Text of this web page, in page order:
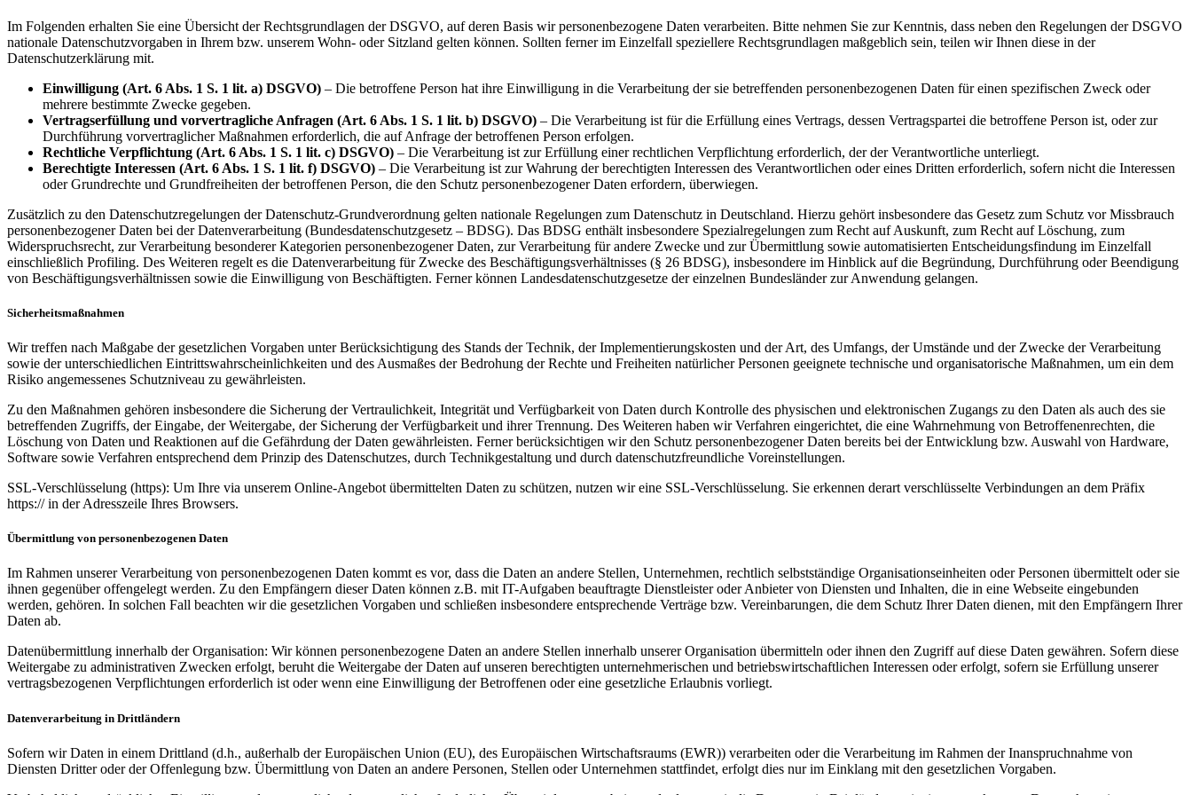
Im Folgenden erhalten Sie eine Übersicht der Rechtsgrundlagen der DSGVO, auf deren Basis wir personenbezogene Daten verarbeiten. Bitte nehmen Sie zur Kenntnis, dass neben den Regelungen der DSGVO
nationale Datenschutzvorgaben in Ihrem bzw. unserem Wohn- oder Sitzland gelten können. Sollten ferner im Einzelfall speziellere Rechtsgrundlagen maßgeblich sein, teilen wir Ihnen diese in der
Datenschutzerklärung mit.
Einwilligung (Art. 6 Abs. 1 S. 1 lit. a) DSGVO) – Die betroffene Person hat ihre Einwilligung in die Verarbeitung der sie betreffenden personenbezogenen Daten für einen spezifischen Zweck oder
mehrere bestimmte Zwecke gegeben.
Vertragserfüllung und vorvertragliche Anfragen (Art. 6 Abs. 1 S. 1 lit. b) DSGVO) – Die Verarbeitung ist für die Erfüllung eines Vertrags, dessen Vertragspartei die betroffene Person ist, oder zur
Durchführung vorvertraglicher Maßnahmen erforderlich, die auf Anfrage der betroffenen Person erfolgen.
Rechtliche Verpflichtung (Art. 6 Abs. 1 S. 1 lit. c) DSGVO) – Die Verarbeitung ist zur Erfüllung einer rechtlichen Verpflichtung erforderlich, der der Verantwortliche unterliegt.
Berechtigte Interessen (Art. 6 Abs. 1 S. 1 lit. f) DSGVO) – Die Verarbeitung ist zur Wahrung der berechtigten Interessen des Verantwortlichen oder eines Dritten erforderlich, sofern nicht die Interessen
oder Grundrechte und Grundfreiheiten der betroffenen Person, die den Schutz personenbezogener Daten erfordern, überwiegen.
Zusätzlich zu den Datenschutzregelungen der Datenschutz-Grundverordnung gelten nationale Regelungen zum Datenschutz in Deutschland. Hierzu gehört insbesondere das Gesetz zum Schutz vor Missbrauch
personenbezogener Daten bei der Datenverarbeitung (Bundesdatenschutzgesetz – BDSG). Das BDSG enthält insbesondere Spezialregelungen zum Recht auf Auskunft, zum Recht auf Löschung, zum
Widerspruchsrecht, zur Verarbeitung besonderer Kategorien personenbezogener Daten, zur Verarbeitung für andere Zwecke und zur Übermittlung sowie automatisierten Entscheidungsfindung im Einzelfall
einschließlich Profiling. Des Weiteren regelt es die Datenverarbeitung für Zwecke des Beschäftigungsverhältnisses (§ 26 BDSG), insbesondere im Hinblick auf die Begründung, Durchführung oder Beendigung
von Beschäftigungsverhältnissen sowie die Einwilligung von Beschäftigten. Ferner können Landesdatenschutzgesetze der einzelnen Bundesländer zur Anwendung gelangen.
Sicherheitsmaßnahmen
Wir treffen nach Maßgabe der gesetzlichen Vorgaben unter Berücksichtigung des Stands der Technik, der Implementierungskosten und der Art, des Umfangs, der Umstände und der Zwecke der Verarbeitung
sowie der unterschiedlichen Eintrittswahrscheinlichkeiten und des Ausmaßes der Bedrohung der Rechte und Freiheiten natürlicher Personen geeignete technische und organisatorische Maßnahmen, um ein dem
Risiko angemessenes Schutzniveau zu gewährleisten.
Zu den Maßnahmen gehören insbesondere die Sicherung der Vertraulichkeit, Integrität und Verfügbarkeit von Daten durch Kontrolle des physischen und elektronischen Zugangs zu den Daten als auch des sie
betreffenden Zugriffs, der Eingabe, der Weitergabe, der Sicherung der Verfügbarkeit und ihrer Trennung. Des Weiteren haben wir Verfahren eingerichtet, die eine Wahrnehmung von Betroffenenrechten, die
Löschung von Daten und Reaktionen auf die Gefährdung der Daten gewährleisten. Ferner berücksichtigen wir den Schutz personenbezogener Daten bereits bei der Entwicklung bzw. Auswahl von Hardware,
Software sowie Verfahren entsprechend dem Prinzip des Datenschutzes, durch Technikgestaltung und durch datenschutzfreundliche Voreinstellungen.
SSL-Verschlüsselung (https): Um Ihre via unserem Online-Angebot übermittelten Daten zu schützen, nutzen wir eine SSL-Verschlüsselung. Sie erkennen derart verschlüsselte Verbindungen an dem Präfix
https:// in der Adresszeile Ihres Browsers.
Übermittlung von personenbezogenen Daten
Im Rahmen unserer Verarbeitung von personenbezogenen Daten kommt es vor, dass die Daten an andere Stellen, Unternehmen, rechtlich selbstständige Organisationseinheiten oder Personen übermittelt oder sie
ihnen gegenüber offengelegt werden. Zu den Empfängern dieser Daten können z.B. mit IT-Aufgaben beauftragte Dienstleister oder Anbieter von Diensten und Inhalten, die in eine Webseite eingebunden
werden, gehören. In solchen Fall beachten wir die gesetzlichen Vorgaben und schließen insbesondere entsprechende Verträge bzw. Vereinbarungen, die dem Schutz Ihrer Daten dienen, mit den Empfängern Ihrer
Daten ab.
Datenübermittlung innerhalb der Organisation: Wir können personenbezogene Daten an andere Stellen innerhalb unserer Organisation übermitteln oder ihnen den Zugriff auf diese Daten gewähren. Sofern diese
Weitergabe zu administrativen Zwecken erfolgt, beruht die Weitergabe der Daten auf unseren berechtigten unternehmerischen und betriebswirtschaftlichen Interessen oder erfolgt, sofern sie Erfüllung unserer
vertragsbezogenen Verpflichtungen erforderlich ist oder wenn eine Einwilligung der Betroffenen oder eine gesetzliche Erlaubnis vorliegt.
Datenverarbeitung in Drittländern
Sofern wir Daten in einem Drittland (d.h., außerhalb der Europäischen Union (EU), des Europäischen Wirtschaftsraums (EWR)) verarbeiten oder die Verarbeitung im Rahmen der Inanspruchnahme von
Diensten Dritter oder der Offenlegung bzw. Übermittlung von Daten an andere Personen, Stellen oder Unternehmen stattfindet, erfolgt dies nur im Einklang mit den gesetzlichen Vorgaben.